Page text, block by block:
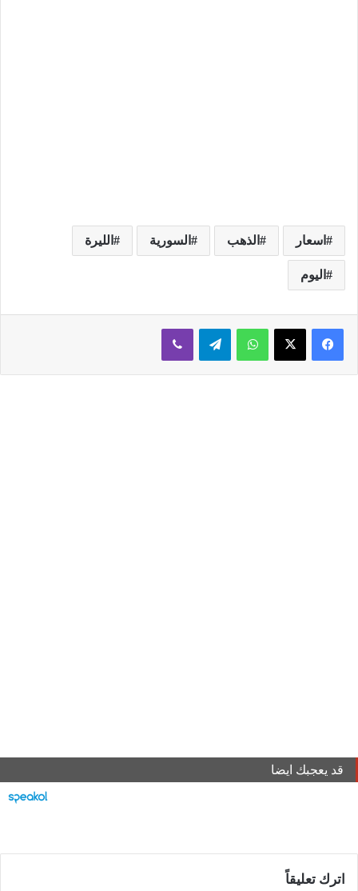
اسعار الذهب السورية الليرة
اليوم
فيسبوك ‫X واتساب تيلقرام
قد يعجبك ايضا
اترك تعليقاً